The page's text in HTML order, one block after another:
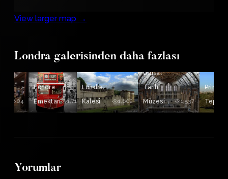
View larger map →
Londra galerisinden daha fazlası
1,804
Londra
Emektarı
1,713
Londra
Kalesi
1,602
Ulusal
Tarih
Müzesi
1,537
Tepesi
Yorumlar